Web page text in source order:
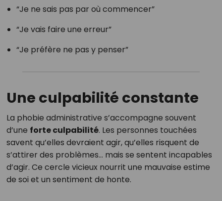
“Je ne sais pas par où commencer”
“Je vais faire une erreur”
“Je préfère ne pas y penser”
Une culpabilité constante
La phobie administrative s’accompagne souvent
d’une forte culpabilité. Les personnes touchées
savent qu’elles devraient agir, qu’elles risquent de
s’attirer des problèmes… mais se sentent incapables
d’agir. Ce cercle vicieux nourrit une mauvaise estime
de soi et un sentiment de honte.